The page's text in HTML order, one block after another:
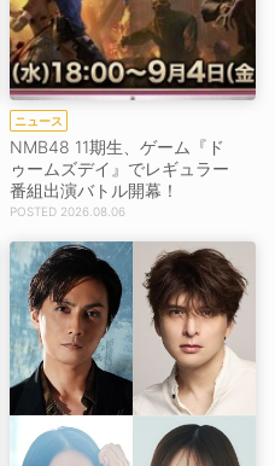
ニュース
NMB48 11期生、ゲーム『ド
ゥームズデイ』でレギュラー
番組出演バトル開幕！
2026.08.06